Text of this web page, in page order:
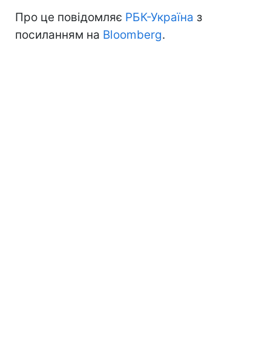
Про це повідомляє РБК-Україна з
посиланням на Bloomberg.